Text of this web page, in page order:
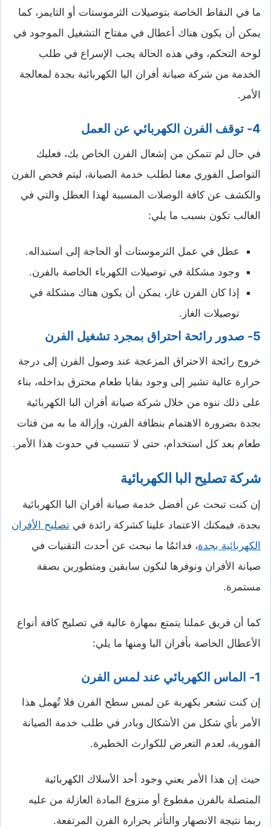
ما في النقاط الخاصة بتوصيلات الثرموستات أو التايمر، كما
يمكن أن يكون هناك أعطال في مفتاح التشغيل الموجود في
لوحة التحكم، وفي هذه الحالة يجب الإسراع في طلب
الخدمة من شركة صيانة أفران البا الكهربائية بجدة لمعالجة
الأمر.
4- توقف الفرن الكهربائي عن العمل
في حال لم تتمكن من إشعال الفرن الخاص بك، فعليك
التواصل الفوري معنا لطلب خدمة الصيانة، ليتم فحص الفرن
والكشف عن كافة الوصلات المسببة لهذا العطل والتي في
الغالب تكون بسبب ما يلي:
عطل في عمل الثرموستات أو الحاجة إلى استبداله.
وجود مشكلة في توصيلات الكهرباء الخاصة بالفرن.
إذا كان الفرن غاز، يمكن أن يكون هناك مشكلة في
توصيلات الغاز.
5- صدور رائحة احتراق بمجرد تشغيل الفرن
خروج رائحة الاحتراق المزعجة عند وصول الفرن إلى درجة
حرارة عالية تشير إلى وجود بقايا طعام محترق بداخله، بناء
على ذلك ننوه من خلال شركة صيانة أفران البا الكهربائية
بجدة بضرورة الاهتمام بنظافة الفرن، وإزالة ما به من فتات
طعام بعد كل استخدام، حتى لا تتسبب في حدوث هذا الأمر.
شركة تصليح البا الكهربائية
إن كنت تبحث عن أفضل خدمة صيانة أفران البا الكهربائية
بجدة، فيمكنك الاعتماد علينا كشركة رائدة في تصليح الأفران
الكهربائية بجدة، فدائمُا ما نبحث عن أحدث التقنيات في
صيانة الأفران ونوفرها لنكون سابقين ومتطورين بصفة
مستمرة.
كما أن فريق عملنا يتمتع بمهارة عالية في تصليح كافة أنواع
الأعطال الخاصة بأفران البا ومنها ما يلي:
1- الماس الكهربائي عند لمس الفرن
إن كنت تشعر بكهربة عن لمس سطح الفرن فلا تُهمل هذا
الأمر بأي شكل من الأشكال وبادر في طلب خدمة الصيانة
الفورية، لعدم التعرض للكوارث الخطيرة.
حيث إن هذا الأمر يعني وجود أحد الأسلاك الكهربائية
المتصلة بالفرن مقطوع أو منزوع المادة العازلة من عليه
ربما نتيجة الانصهار والتأثر بحرارة الفرن المرتفعة.